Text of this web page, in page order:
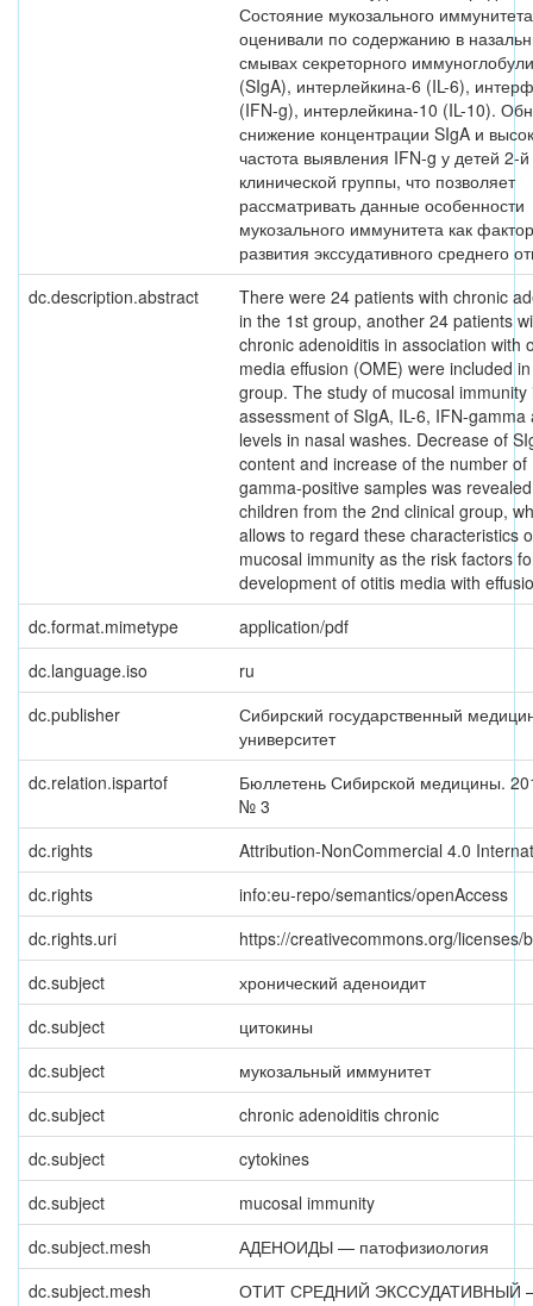
Состояние мукозального иммунитета
оценивали по содержанию в
смывах секреторного
(SIgA), интерлейкина-6 (IL-6),
(IFN-g), интерлейкина-10 (IL-10).
снижение концентрации SIgA и
частота выявления IFN-g у детей 2-й
клинической группы, что позволяет
рассматривать данные особенности
мукозального иммунитета как
развития экссудативного среднего
dc.description.abstract
There were 24 patients with chronic
in the 1st group, another 24 patients
chronic adenoiditis in association with
media effusion (OME) were included
group. The study of mucosal immunity
assessment of SIgA, IL-6, IFN-gamma
levels in nasal washes. Decrease of
content and increase of the number of
gamma-positive samples was
children from the 2nd clinical group,
allows to regard these characteristics
mucosal immunity as the risk factors
development of otitis media with
dc.format.mimetype
application/pdf
dc.language.iso
ru
dc.publisher
Сибирский государственный
университет
dc.relation.ispartof
Бюллетень Сибирской медицины.
№ 3
dc.rights
Attribution-NonCommercial 4.0
dc.rights
info:eu-repo/semantics/openAccess
dc.rights.uri
https://creativecommons.org/licenses/
dc.subject
хронический аденоидит
dc.subject
цитокины
dc.subject
мукозальный иммунитет
dc.subject
chronic adenoiditis chronic
dc.subject
cytokines
dc.subject
mucosal immunity
dc.subject.mesh
АДЕНОИДЫ — патофизиология
dc.subject.mesh
ОТИТ СРЕДНИЙ ЭКССУДАТИВНЫЙ